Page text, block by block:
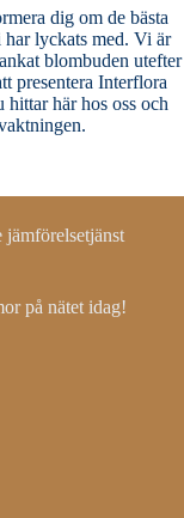
dig om de bästa
med. Vi är
blombuden utefter
presentera Interflora
jämförelsetjänst
på nätet idag!